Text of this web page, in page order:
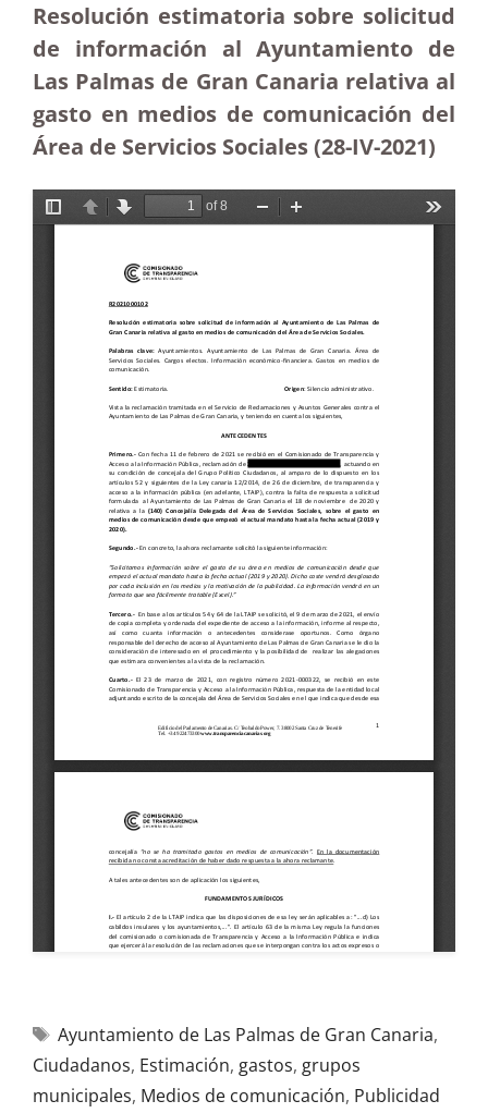
Resolución estimatoria sobre solicitud
de información al Ayuntamiento de
Las Palmas de Gran Canaria relativa al
gasto en medios de comunicación del
Área de Servicios Sociales (28-IV-2021)
Ayuntamiento de Las Palmas de Gran Canaria,
Ciudadanos, Estimación, gastos, grupos
municipales, Medios de comunicación, Publicidad